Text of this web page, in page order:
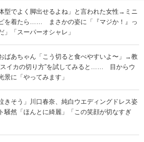
型でよく脚出せるよね」と言われた女性→ミニ
を着たら…… まさかの姿に「『マジか！』っ
」「スーパーオシャレ」
ばあちゃん「こう切ると食べやすいよ〜」→教
スイカの切り方”を試してみると…… 目からウ
景に「やってみます」
きそう」川口春奈、純白ウエディングドレス姿
騒然「ほんとに綺麗」「この笑顔が切なすぎ